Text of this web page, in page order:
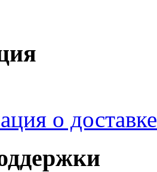
о доставке